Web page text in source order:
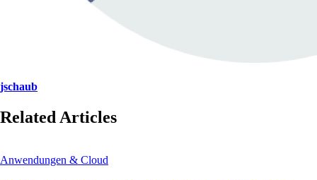
jschaub
Related Articles
Anwendungen & Cloud